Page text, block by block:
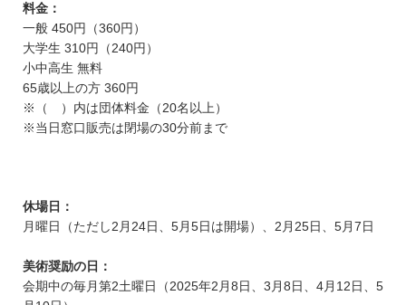
料金：
一般 450円（360円）
大学生 310円（240円）
小中高生 無料
65歳以上の方 360円
※（ ）内は団体料金（20名以上）
※当日窓口販売は閉場の30分前まで
休場日：
月曜日（ただし2月24日、5月5日は開場）、2月25日、5月7日
美術奨励の日：
会期中の毎月第2土曜日（2025年2月8日、3月8日、4月12日、5